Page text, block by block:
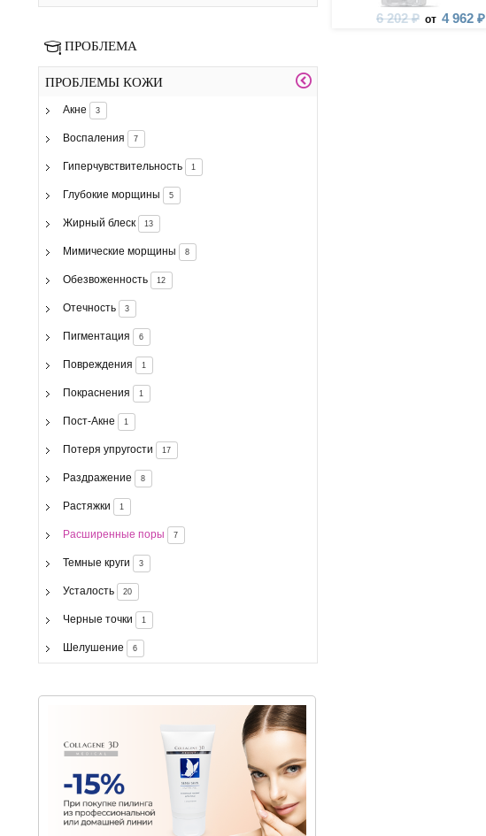
ПРОБЛЕМА
ПРОБЛЕМЫ КОЖИ
Акне 3
Воспаления 7
Гиперчувствительность 1
Глубокие морщины 5
Жирный блеск 13
Мимические морщины 8
Обезвоженность 12
Отечность 3
Пигментация 6
Повреждения 1
Покраснения 1
Пост-Акне 1
Потеря упругости 17
Раздражение 8
Растяжки 1
Расширенные поры 7
Темные круги 3
Усталость 20
Черные точки 1
Шелушение 6
6 202 ₽ от 4 962 ₽